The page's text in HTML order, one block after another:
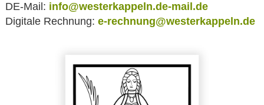
DE-Mail: info@westerkappeln.de-mail.de
Digitale Rechnung: e-rechnung@westerkappeln.de